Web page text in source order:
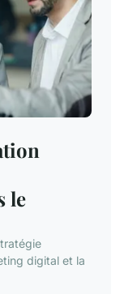
le
digital et la